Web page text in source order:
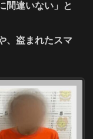
間違いない」と
、盗まれたスマ